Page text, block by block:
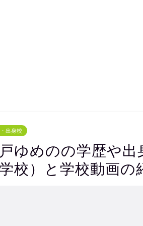
出身校
ゆめのの学歴や
校）と学校動画の